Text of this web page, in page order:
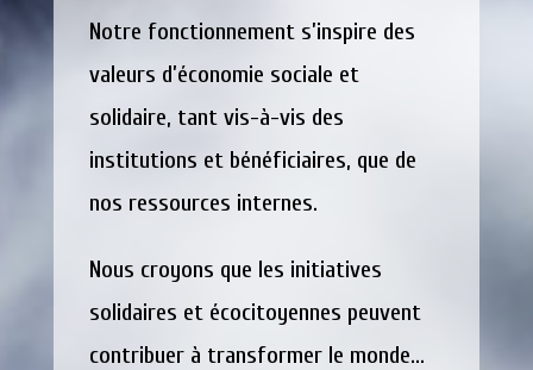
Notre fonctionnement s’inspire des
valeurs d’économie sociale et
solidaire, tant vis-à-vis des
institutions et bénéficiaires, que de
nos ressources internes.
Nous croyons que les initiatives
solidaires et écocitoyennes peuvent
contribuer à transformer le monde…